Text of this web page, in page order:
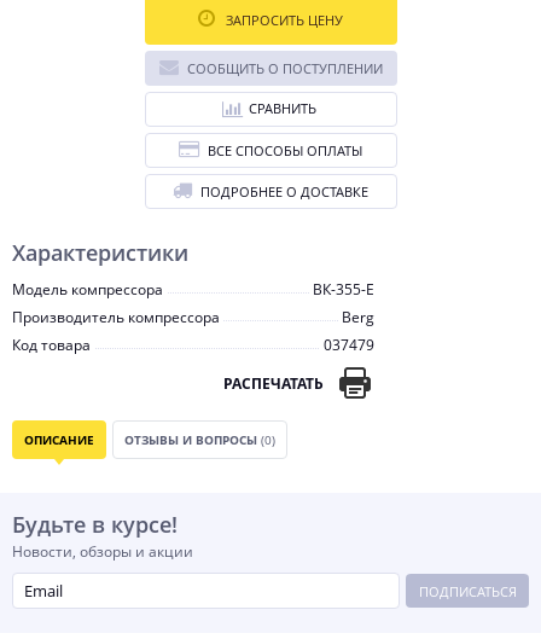
Характеристики
Модель компрессора
ВК-355-E
Производитель компрессора
Berg
Код товара
037479
РАСПЕЧАТАТЬ
ЗАПРОСИТЬ ЦЕНУ
СООБЩИТЬ О ПОСТУПЛЕНИИ
СРАВНИТЬ
ВСЕ СПОСОБЫ ОПЛАТЫ
ПОДРОБНЕЕ О ДОСТАВКЕ
ОПИСАНИЕ ОТЗЫВЫ И ВОПРОСЫ (0)
Будьте в курсе!
Новости, обзоры и акции
ПОДПИСАТЬСЯ